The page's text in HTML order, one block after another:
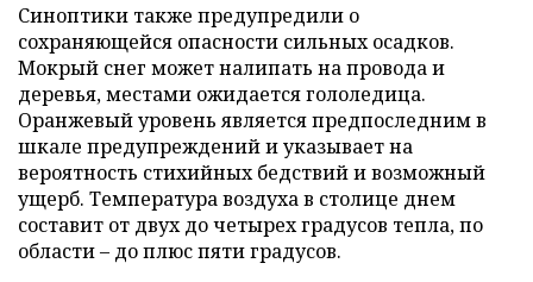
Синоптики также предупредили о
сохраняющейся опасности сильных осадков.
Мокрый снег может налипать на провода и
деревья, местами ожидается гололедица.
Оранжевый уровень является предпоследним в
шкале предупреждений и указывает на
вероятность стихийных бедствий и возможный
ущерб. Температура воздуха в столице днем
составит от двух до четырех градусов тепла, по
области – до плюс пяти градусов.